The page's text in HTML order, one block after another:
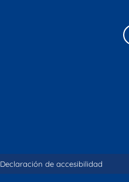
Declaración de accesibilidad